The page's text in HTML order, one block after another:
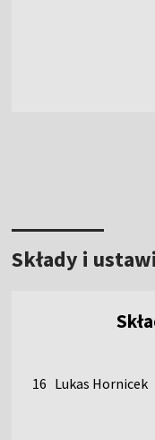
Składy i
16 Lukas Hornicek